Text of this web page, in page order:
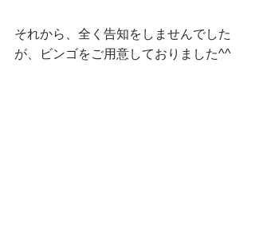
それから、全く告知をしませんでした
が、ビンゴをご用意しておりました^^